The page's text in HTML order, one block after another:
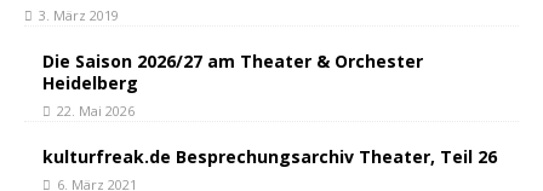
3. März 2019
Die Saison 2026/27 am Theater & Orchester
Heidelberg
22. Mai 2026
kulturfreak.de Besprechungsarchiv Theater, Teil 26
6. März 2021